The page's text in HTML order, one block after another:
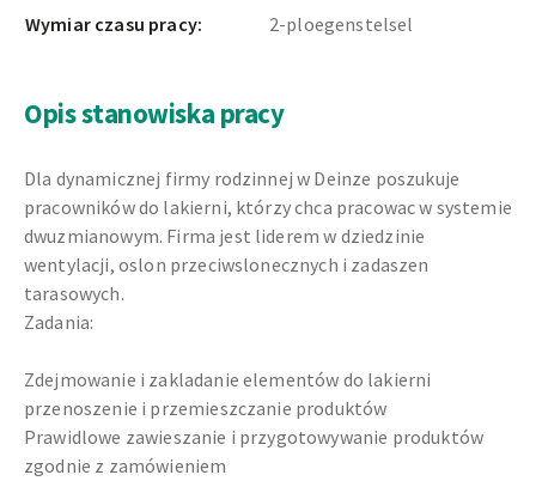
Wymiar czasu pracy: 2-ploegenstelsel
Opis stanowiska pracy
Dla dynamicznej firmy rodzinnej w Deinze poszukuje
pracowników do lakierni, którzy chca pracowac w systemie
dwuzmianowym. Firma jest liderem w dziedzinie
wentylacji, oslon przeciwslonecznych i zadaszen
tarasowych.
Zadania:
Zdejmowanie i zakladanie elementów do lakierni
przenoszenie i przemieszczanie produktów
Prawidlowe zawieszanie i przygotowywanie produktów
zgodnie z zamówieniem